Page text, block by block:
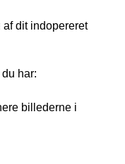
dit indopereret
har:
billederne i